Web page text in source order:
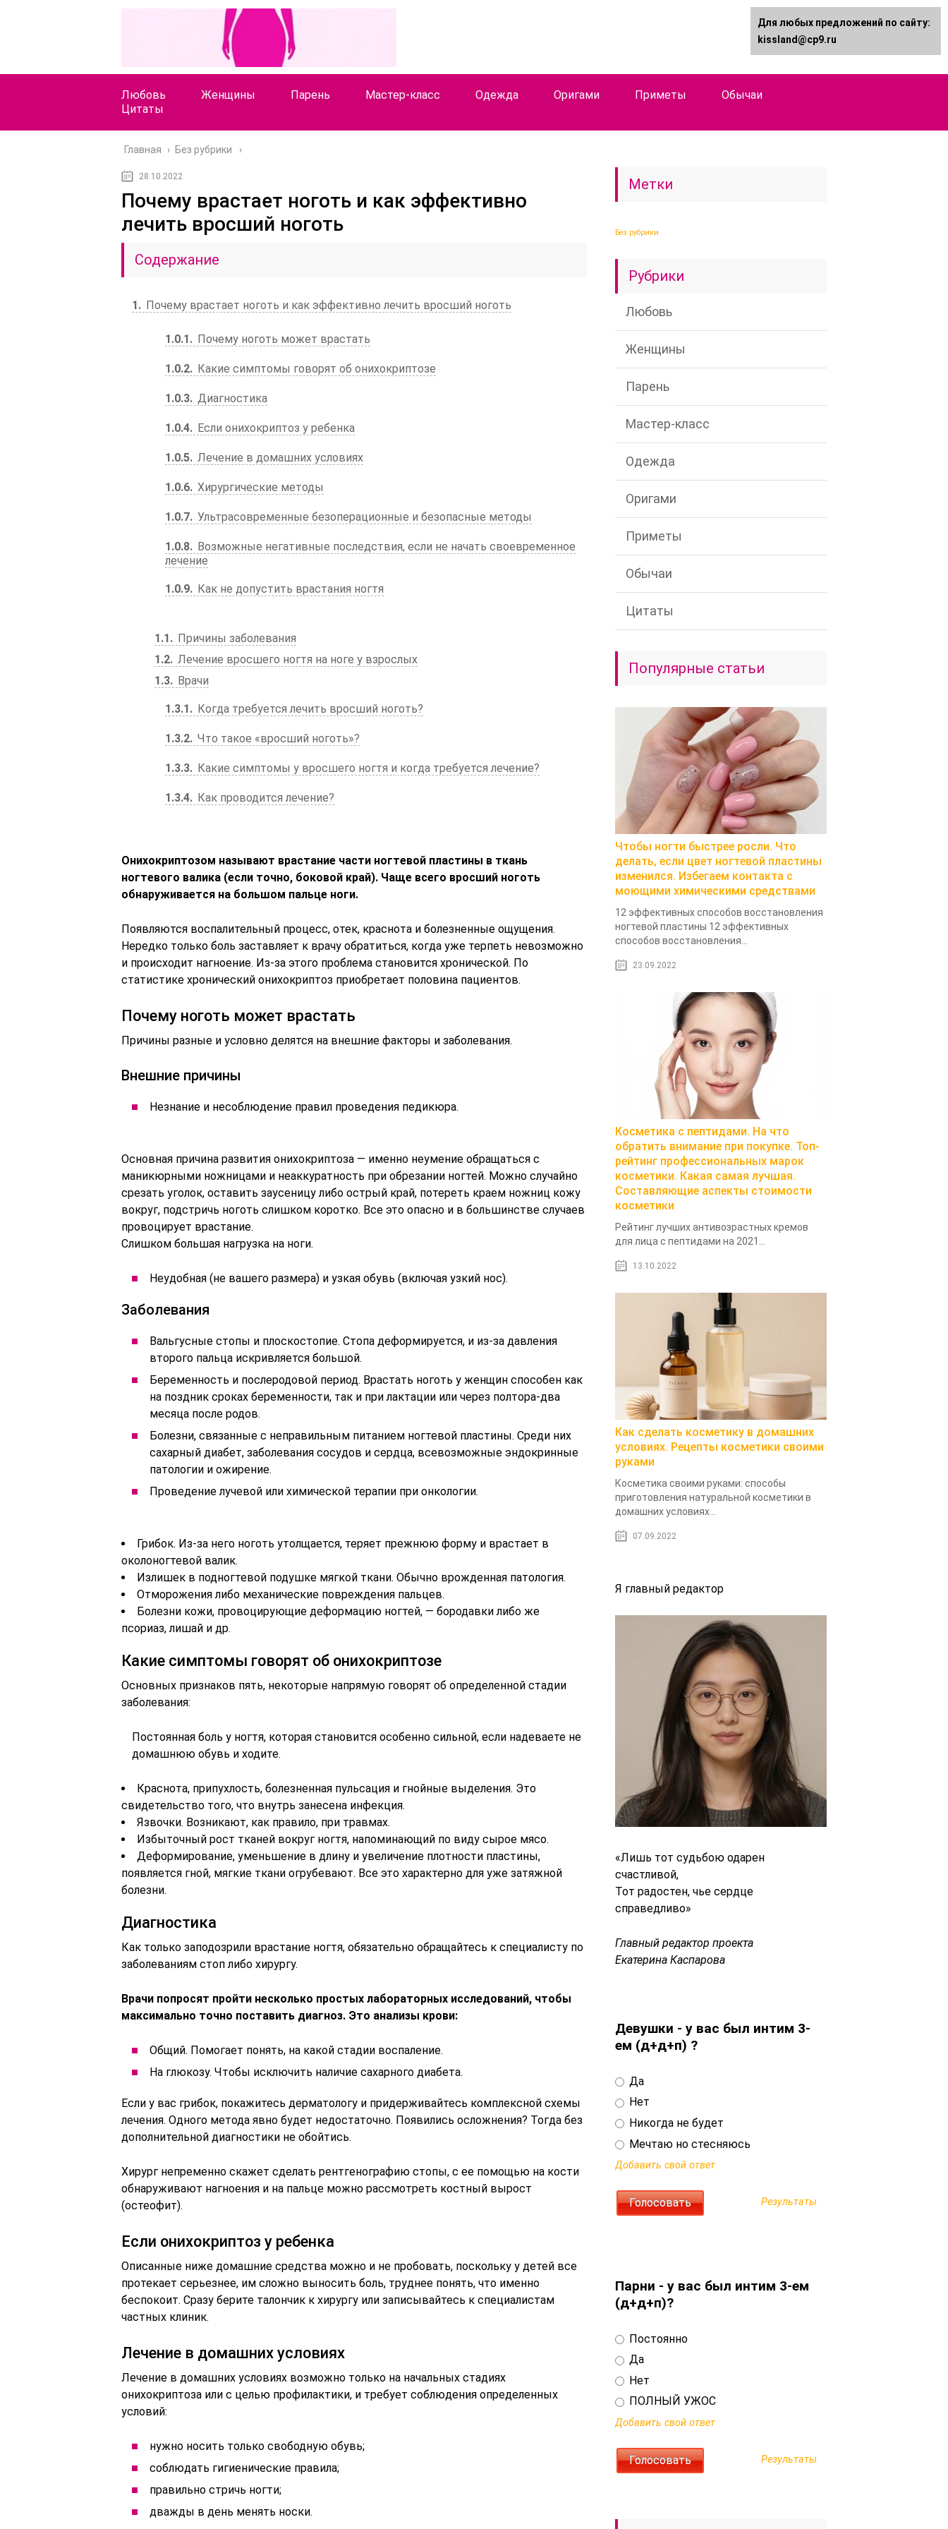
Любовь Женщины Парень Мастер-класс Одежда Оригами Приметы
Обычаи
Цитаты
Главная › Без рубрики
28.10.2022
Почему врастает ноготь и как эффективно
лечить вросший ноготь
Содержание
1 Почему врастает ноготь и как эффективно лечить вросший ноготь
1.0.1 Почему ноготь может врастать
1.0.2 Какие симптомы говорят об онихокриптозе
1.0.3 Диагностика
1.0.4 Если онихокриптоз у ребенка
1.0.5 Лечение в домашних условиях
1.0.6 Хирургические методы
1.0.7 Ультрасовременные безоперационные и безопасные методы
1.0.8
Возможные негативные последствия, если не начать своевременное
лечение
1.0.9 Как не допустить врастания ногтя
1.1
Причины заболевания
1.2 Лечение вросшего ногтя на ноге у взрослых
1.3
Врачи
1.3.1 Когда требуется лечить вросший ноготь?
1.3.2 Что такое «вросший ноготь»?
1.3.3 Какие симптомы у вросшего ногтя и когда требуется лечение?
1.3.4 Как проводится лечение?
Онихокриптозом называют врастание части ногтевой пластины в ткань
ногтевого валика (если точно, боковой край). Чаще всего вросший ноготь
обнаруживается на большом пальце ноги.
Появляются воспалительный процесс, отек, краснота и болезненные ощущения.
Нередко только боль заставляет к врачу обратиться, когда уже терпеть невозможно
и происходит нагноение. Из-за этого проблема становится хронической. По
статистике хронический онихокриптоз приобретает половина пациентов.
Почему ноготь может врастать
Причины разные и условно делятся на внешние факторы и заболевания.
Внешние причины
Незнание и несоблюдение правил проведения педикюра.
Основная причина развития онихокриптоза — именно неумение обращаться с
маникюрными ножницами и неаккуратность при обрезании ногтей. Можно случайно
срезать уголок, оставить заусеницу либо острый край, потереть краем ножниц кожу
вокруг, подстричь ноготь слишком коротко. Все это опасно и в большинстве случаев
провоцирует врастание.
Слишком большая нагрузка на ноги.
Неудобная (не вашего размера) и узкая обувь (включая узкий нос).
Заболевания
Вальгусные стопы и плоскостопие. Стопа деформируется, и из-за давления
второго пальца искривляется большой.
Беременность и послеродовой период. Врастать ноготь у женщин способен как
на поздник сроках беременности, так и при лактации или через полтора-два
месяца после родов.
Болезни, связанные с неправильным питанием ногтевой пластины. Среди них
сахарный диабет, заболевания сосудов и сердца, всевозможные эндокринные
патологии и ожирение.
Проведение лучевой или химической терапии при онкологии.
Грибок. Из-за него ноготь утолщается, теряет прежнюю форму и врастает в
околоногтевой валик.
Излишек в подногтевой подушке мягкой ткани. Обычно врожденная патология.
Отморожения либо механические повреждения пальцев.
Болезни кожи, провоцирующие деформацию ногтей, — бородавки либо же
псориаз, лишай и др.
Какие симптомы говорят об онихокриптозе
Основных признаков пять, некоторые напрямую говорят об определенной стадии
заболевания:
Постоянная боль у ногтя, которая становится особенно сильной, если надеваете не
домашнюю обувь и ходите.
Краснота, припухлость, болезненная пульсация и гнойные выделения. Это
свидетельство того, что внутрь занесена инфекция.
Язвочки. Возникают, как правило, при травмах.
Избыточный рост тканей вокруг ногтя, напоминающий по виду сырое мясо.
Деформирование, уменьшение в длину и увеличение плотности пластины,
появляется гной, мягкие ткани огрубевают. Все это характерно для уже затяжной
болезни.
Диагностика
Как только заподозрили врастание ногтя, обязательно обращайтесь к специалисту по
заболеваниям стоп либо хирургу.
Врачи попросят пройти несколько простых лабораторных исследований, чтобы
максимально точно поставить диагноз. Это анализы крови:
Общий. Помогает понять, на какой стадии воспаление.
На глюкозу. Чтобы исключить наличие сахарного диабета.
Если у вас грибок, покажитесь дерматологу и придерживайтесь комплексной схемы
лечения. Одного метода явно будет недостаточно. Появились осложнения? Тогда без
дополнительной диагностики не обойтись.
Хирург непременно скажет сделать рентгенографию стопы, с ее помощью на кости
обнаруживают нагноения и на пальце можно рассмотреть костный вырост
(остеофит).
Если онихокриптоз у ребенка
Описанные ниже домашние средства можно и не пробовать, поскольку у детей все
протекает серьезнее, им сложно выносить боль, труднее понять, что именно
беспокоит. Сразу берите талончик к хирургу или записывайтесь к специалистам
частных клиник.
Лечение в домашних условиях
Лечение в домашних условиях возможно только на начальных стадиях
онихокриптоза или с целью профилактики, и требует соблюдения определенных
условий:
нужно носить только свободную обувь;
соблюдать гигиенические правила;
правильно стричь ногти;
дважды в день менять носки.
Метки
Без рубрики
Рубрики
Любовь
Женщины
Парень
Мастер-класс
Одежда
Оригами
Приметы
Обычаи
Цитаты
Популярные статьи
Чтобы ногти быстрее росли. Что
делать, если цвет ногтевой пластины
изменился. Избегаем контакта с
моющими химическими средствами
12 эффективных способов восстановления
ногтевой пластины 12 эффективных
способов восстановления...
23.09.2022
Косметика с пептидами. На что
обратить внимание при покупке. Топ-
рейтинг профессиональных марок
косметики. Какая самая лучшая.
Составляющие аспекты стоимости
косметики
Рейтинг лучших антивозрастных кремов
для лица с пептидами на 2021...
13.10.2022
Как сделать косметику в домашних
условиях. Рецепты косметики своими
руками
Косметика своими руками: способы
приготовления натуральной косметики в
домашних условиях...
07.09.2022
Я главный редактор
«Лишь тот судьбою одарен
счастливой,
Тот радостен, чье сердце
справедливо»
Главный редактор проекта
Екатерина Каспарова
Девушки - у вас был интим 3-
ем (д+д+п) ?
Да
Нет
Никогда не будет
Мечтаю но стесняюсь
Добавить свой ответ
Результаты
Парни - у вас был интим 3-ем
(д+д+п)?
Постоянно
Да
Нет
ПОЛНЫЙ УЖОС
Добавить свой ответ
Результаты
Для любых предложений по сайту:
kissland@cp9.ru